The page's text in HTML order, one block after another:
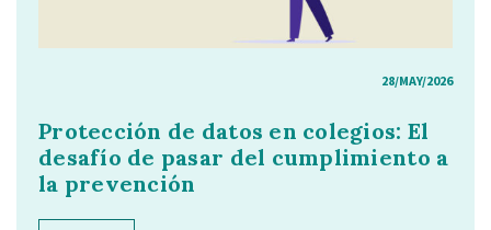
28/MAY/2026
Protección de datos en colegios: El
desafío de pasar del cumplimiento a
la prevención